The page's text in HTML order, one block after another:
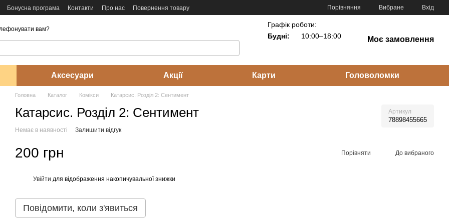
Бонусна програма Контакти Про нас
Повернення товару
Порівняння Вибране Вхід
вам?
Графік роботи:
Будні:
10:00–18:00 Моє замовлення
Аксесуари Акції Карти Головоломки
Головна Каталог Комікси Катарсис. Розділ 2: Сентимент
Катарсис. Розділ 2: Сентимент Артикул
78898455665
Немає в наявності Залишити відгук
200 грн Порівняти До вибраного
Увійти для відображення накопичувальної знижки
Повідомити, коли з'явиться